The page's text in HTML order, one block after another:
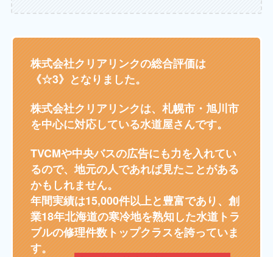
株式会社クリアリンクの総合評価は
《☆3》となりました。
株式会社クリアリンクは、札幌市・旭川市
を中心に対応している水道屋さんです。
TVCMや中央バスの広告にも力を入れてい
るので、地元の人であれば見たことがある
かもしれません。
年間実績は15,000件以上と豊富であり、創
業18年北海道の寒冷地を熟知した水道トラ
ブルの修理件数トップクラスを誇っていま
す。